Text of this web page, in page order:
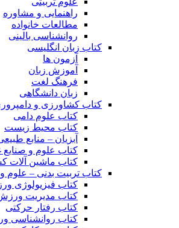
راهنمایی و مشاوره
مطالعات خانواده
روانشناسی بالینی
کتاب زبان انگلیسی
آزمون ها
آموزش زبان
فرهنگ لغت
زبان دانشگاهی
کتاب کشاورزی و
کتاب علوم دامی
کتاب محیط زیست
آبزیان – منابع
کتاب علوم و صنایع
کتاب ماشین آلات
کتاب تربیت بدنی – علوم
کتاب فیزیولوژی
کتاب مدیریت
کتاب رفتار حرکتی
کتاب روانشناسی